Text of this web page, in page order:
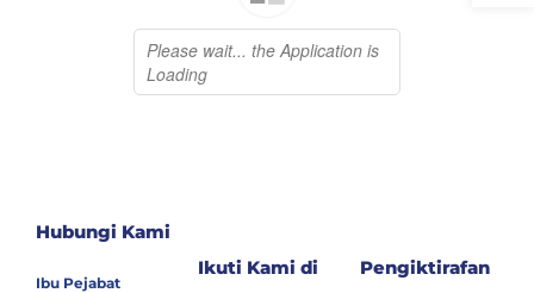
Hubungi Kami
Ibu Pejabat
Ikuti Kami di
Pengiktirafan